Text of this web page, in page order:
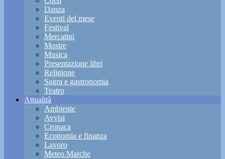
Danza
Eventi del mese
Festival
Mercatini
Mostre
Musica
Presentazione libri
Religione
Sagra e gastronomia
Teatro
Attualità
Ambiente
Avvisi
Cronaca
Economia e finanza
Lavoro
Meteo Marche